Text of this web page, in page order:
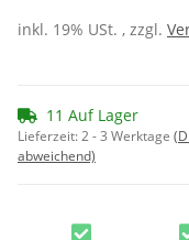
inkl. 19% USt. , zzgl.
11 Auf Lager
Lieferzeit:2 - 3 Werktage
abweichend)